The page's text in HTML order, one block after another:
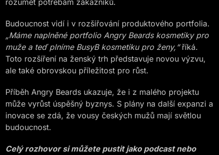
rozumět potřebám zákazníků.
Budoucnost vidí i v rozšiřování produktového portfolia.
„Máme naplněné portfolio Angry Beards kosmetiky pro
muže a teď plníme BusyB kosmetiku pro ženy,“říká.
Toto rozšíření na ženský trh představuje novou výzvu,
ale také obrovskou příležitost pro růst.
Příběh Angry Beards ukazuje, že i z malého projektu
může vyrůst úspěšný byznys. S plány na další expanzi a
inovace se zdá, že vousy českých mužů mají světlou
budoucnost.
Celý rozhovor si můžete pustit jako podcast nebo